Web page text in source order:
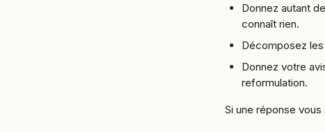
Donnez autant
connaît rien.
Décomposez
Donnez votre
reformulation.
Si une réponse